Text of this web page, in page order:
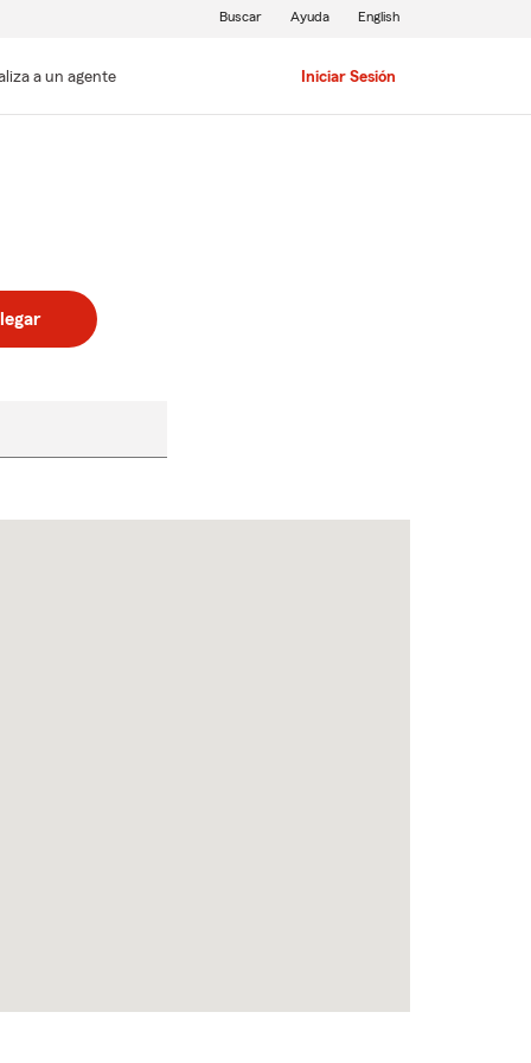
a un agente Iniciar Sesión
Buscar Ayuda English